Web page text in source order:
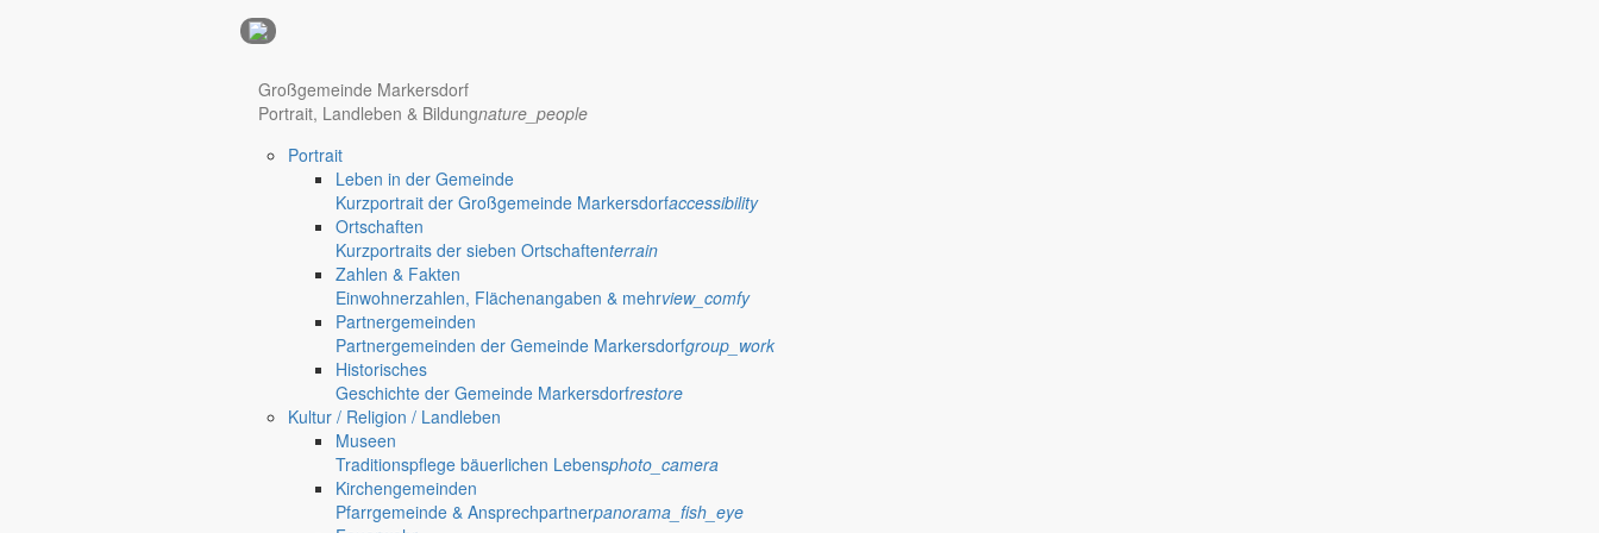
Hotel Nürnberg
Regional werben auf markersdorf.de! anzeigen@gemeinde-markersdorf.de
Großgemeinde Markersdorf
Portrait, Landleben & Bildungnature_people
Portrait
Leben in der Gemeinde
Kurzportrait der Großgemeinde Markersdorfaccessibility
Ortschaften
Kurzportraits der sieben Ortschaftenterrain
Zahlen & Fakten
Einwohnerzahlen, Flächenangaben & mehrview_comfy
Partnergemeinden
Partnergemeinden der Gemeinde Markersdorfgroup_work
Historisches
Geschichte der Gemeinde Markersdorfrestore
Kultur / Religion / Landleben
Museen
Traditionspflege bäuerlichen Lebensphoto_camera
Kirchengemeinden
Pfarrgemeinde & Ansprechpartnerpanorama_fish_eye
Deutsch-Paulsdorf
Jauernick-Buschbach